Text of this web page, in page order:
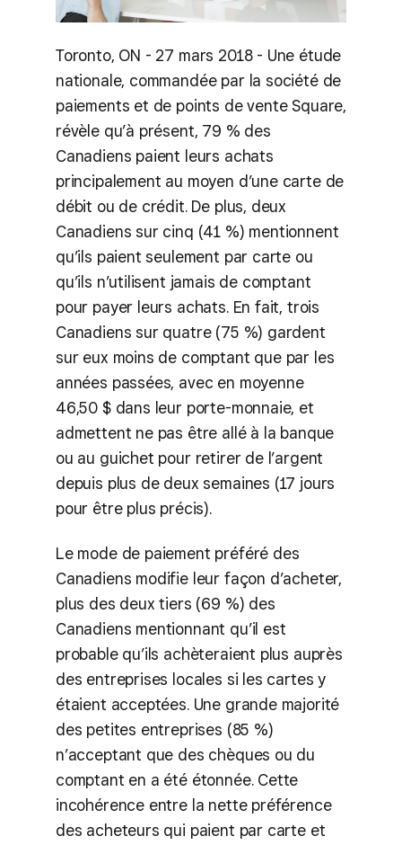
Toronto, ON - 27 mars 2018 - Une étude
nationale, commandée par la société de
paiements et de points de vente Square,
révèle qu’à présent, 79 % des
Canadiens paient leurs achats
principalement au moyen d’une carte de
débit ou de crédit. De plus, deux
Canadiens sur cinq (41 %) mentionnent
qu’ils paient seulement par carte ou
qu’ils n’utilisent jamais de comptant
pour payer leurs achats. En fait, trois
Canadiens sur quatre (75 %) gardent
sur eux moins de comptant que par les
années passées, avec en moyenne
46,50 $ dans leur porte-monnaie, et
admettent ne pas être allé à la banque
ou au guichet pour retirer de l’argent
depuis plus de deux semaines (17 jours
pour être plus précis).
Le mode de paiement préféré des
Canadiens modifie leur façon d’acheter,
plus des deux tiers (69 %) des
Canadiens mentionnant qu’il est
probable qu’ils achèteraient plus auprès
des entreprises locales si les cartes y
étaient acceptées. Une grande majorité
des petites entreprises (85 %)
n’acceptant que des chèques ou du
comptant en a été étonnée. Cette
incohérence entre la nette préférence
des acheteurs qui paient par carte et